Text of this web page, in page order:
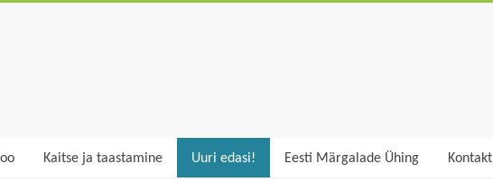
Kaitse ja taastamine Uuri edasi! Eesti Märgalade Ühing Kontakt